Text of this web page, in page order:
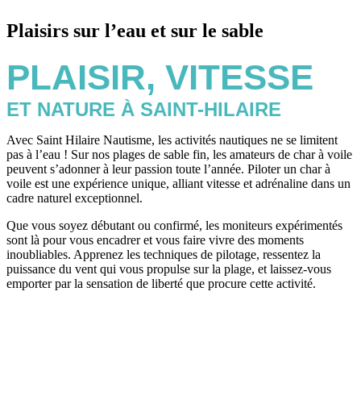
Plaisirs sur l’eau et sur le sable
PLAISIR, VITESSE
ET NATURE À SAINT-HILAIRE
Avec Saint Hilaire Nautisme, les activités nautiques ne se limitent
pas à l’eau ! Sur nos plages de sable fin, les amateurs de char à voile
peuvent s’adonner à leur passion toute l’année. Piloter un char à
voile est une expérience unique, alliant vitesse et adrénaline dans un
cadre naturel exceptionnel.
Que vous soyez débutant ou confirmé, les moniteurs expérimentés
sont là pour vous encadrer et vous faire vivre des moments
inoubliables. Apprenez les techniques de pilotage, ressentez la
puissance du vent qui vous propulse sur la plage, et laissez-vous
emporter par la sensation de liberté que procure cette activité.